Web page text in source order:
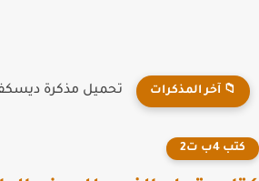
📁 آخر المذكرات
4ب ت2